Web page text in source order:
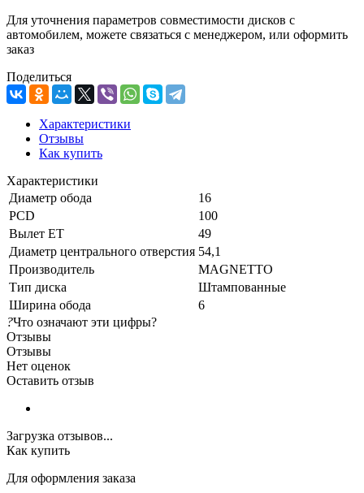
Для уточнения параметров совместимости дисков с
автомобилем, можете связаться с менеджером, или оформить
заказ
Поделиться
Характеристики
Отзывы
Как купить
Характеристики
Диаметр обода
16
PCD
100
Вылет ET
49
Диаметр центрального отверстия 54,1
Производитель
MAGNETTO
Тип диска
Штампованные
Ширина обода
6
?Что означают эти цифры?
Отзывы
Отзывы
Нет оценок
Оставить отзыв
Загрузка отзывов...
Как купить
Для оформления заказа